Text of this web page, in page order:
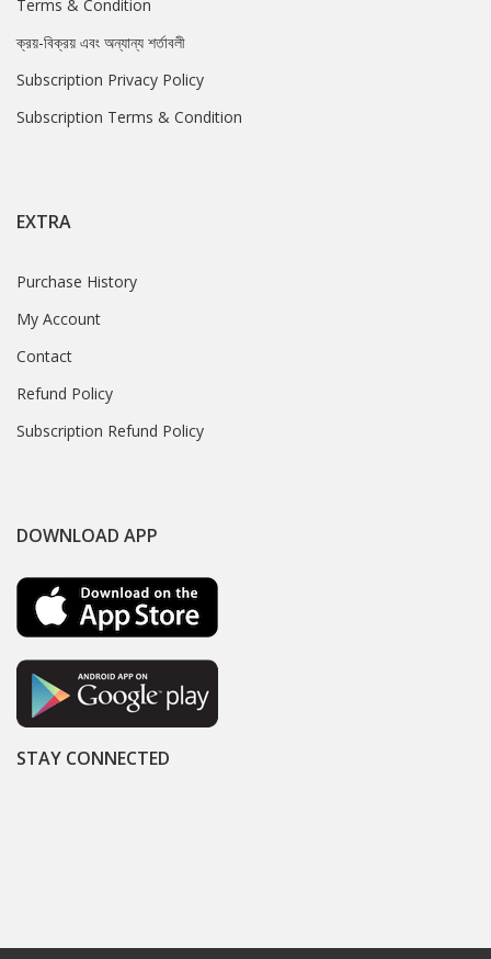
Terms & Condition
ক্রয়-বিক্রয় এবং অন্যান্য শর্তাবলী
Subscription Privacy Policy
Subscription Terms & Condition
EXTRA
Purchase History
My Account
Contact
Refund Policy
Subscription Refund Policy
DOWNLOAD APP
STAY CONNECTED